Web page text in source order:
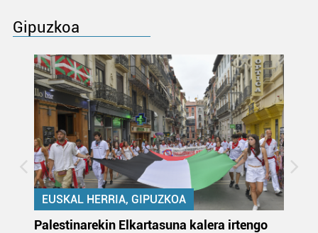
Gipuzkoa
EUSKAL HERRIA, GIPUZKOA
Palestinarekin Elkartasuna kalera irtengo